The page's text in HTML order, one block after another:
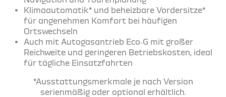
Klimaautomatik* und beheizbare Vordersitze*
für angenehmen Komfort bei häufigen
Ortswechseln
Auch mit Autogasantrieb Eco‑G mit großer
Reichweite und geringeren Betriebskosten, ideal
für tägliche Einsatzfahrten
*Ausstattungsmerkmale je nach Version
serienmäßig oder optional erhältlich.